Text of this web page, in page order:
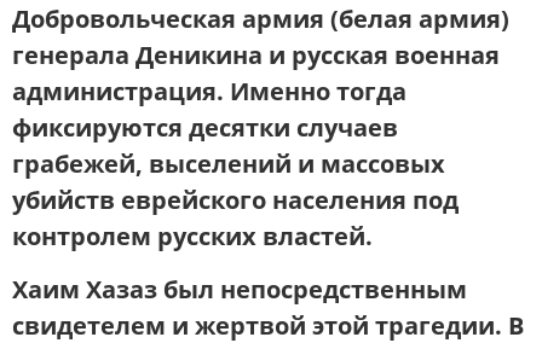
Добровольческая армия (белая армия)
генерала Деникина и русская военная
администрация. Именно тогда
фиксируются десятки случаев
грабежей, выселений и массовых
убийств еврейского населения под
контролем русских властей.
Хаим Хазаз был непосредственным
свидетелем и жертвой этой трагедии. В